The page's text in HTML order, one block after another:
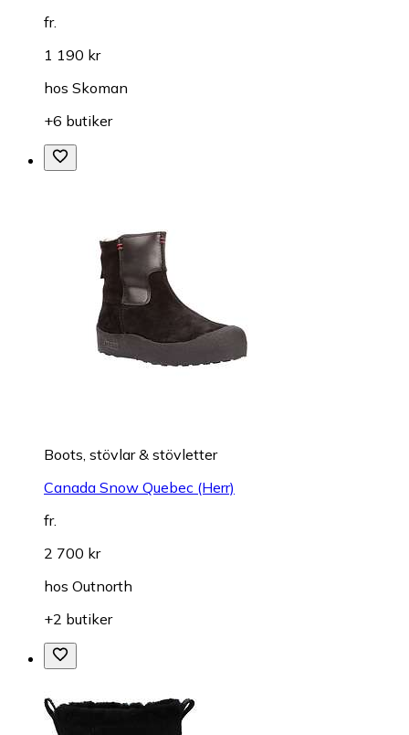
fr.
1 190 kr
hos Skoman
+6 butiker
Boots, stövlar & stövletter
Canada Snow Quebec (Herr)
fr.
2 700 kr
hos Outnorth
+2 butiker